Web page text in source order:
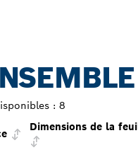
: 8
Dimensions de la